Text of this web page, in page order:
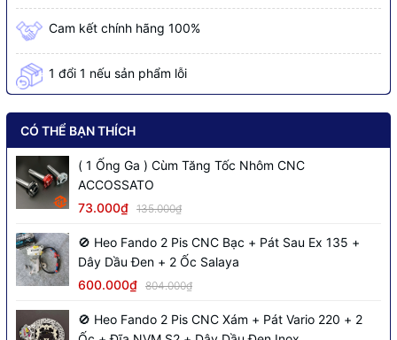
Cam kết chính hãng 100%
1 đổi 1 nếu sản phẩm lỗi
CÓ THỂ BẠN THÍCH
( 1 Ống Ga ) Cùm Tăng Tốc Nhôm CNC
ACCOSSATO
73.000₫ 135.000₫
🚫 Heo Fando 2 Pis CNC Bạc + Pát Sau Ex 135 +
Dây Dầu Đen + 2 Ốc Salaya
600.000₫ 804.000₫
🚫 Heo Fando 2 Pis CNC Xám + Pát Vario 220 + 2